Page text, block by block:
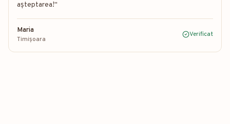
așteptarea!"
Maria
Timișoara
Verificat